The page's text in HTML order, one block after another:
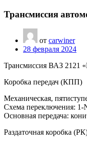
Трансмиссия
от carwiner
28 февраля 2024
Трансмиссия ВАЗ 2121
Коробка передач (КПП)
Механическая,
Схема переключения: 1-
Основная передача:
Раздаточная коробка